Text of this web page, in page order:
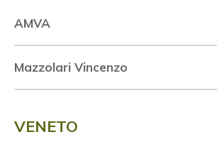
AMVA
Mazzolari Vincenzo
VENETO